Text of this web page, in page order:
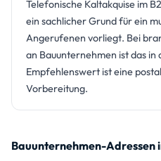
Telefonische Kaltakquise im
ein sachlicher Grund für ein
Angerufenen vorliegt. Bei
an Bauunternehmen ist das in
Empfehlenswert ist eine
Vorbereitung.
Bauunternehmen-Adressen